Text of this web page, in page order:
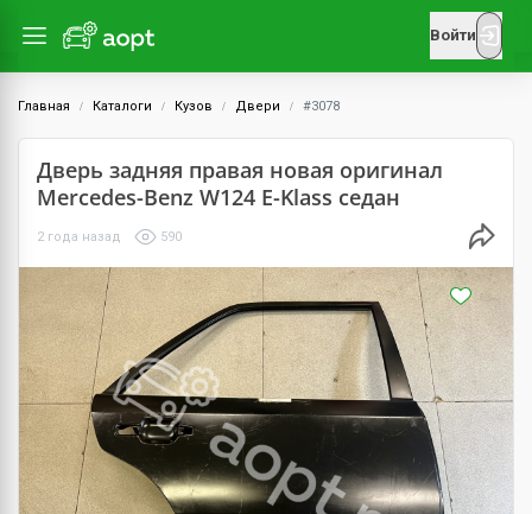
Войти
Главная Каталоги Кузов Двери #3078
Дверь задняя правая новая оригинал
Mercedes-Benz W124 E-Klass седан
2 года назад 590